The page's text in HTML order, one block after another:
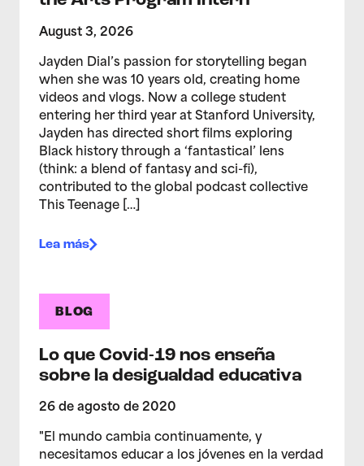
August 3, 2026
Jayden Dial’s passion for storytelling began
when she was 10 years old, creating home
videos and vlogs. Now a college student
entering her third year at Stanford University,
Jayden has directed short films exploring
Black history through a ‘fantastical’ lens
(think: a blend of fantasy and sci-fi),
contributed to the global podcast collective
This Teenage […]
Lea más
BLOG
Lo que Covid-19 nos enseña
sobre la desigualdad educativa
26 de agosto de 2020
"El mundo cambia continuamente, y
necesitamos educar a los jóvenes en la verdad